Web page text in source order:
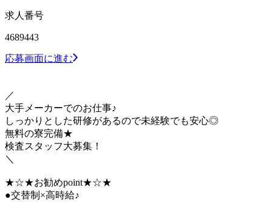
求人番号
4689443
応募画面に進む
／
大手メーカーでのお仕事♪
しっかりとした研修があるので未経験でも安心◎
無料の寮完備★
検査スタッフ大募集！
＼
★☆★お勧めpoint★☆★
●交替制×高時給♪